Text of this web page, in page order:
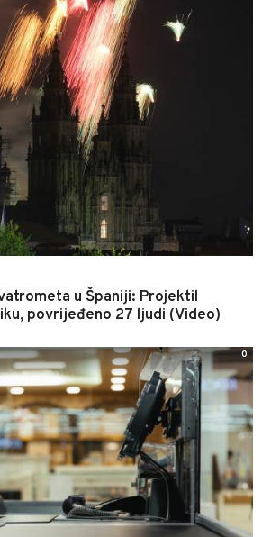
u Španiji: Projektil
povrijeđeno 27 ljudi (Video)
0